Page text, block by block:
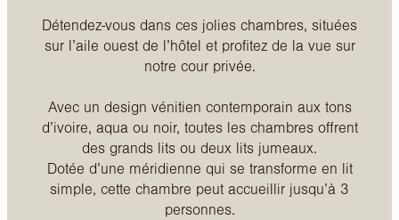
Détendez-vous dans ces jolies chambres, situées
sur l’aile ouest de l’hôtel et profitez de la vue sur
notre cour privée.
Avec un design vénitien contemporain aux tons
d’ivoire, aqua ou noir, toutes les chambres offrent
des grands lits ou deux lits jumeaux.
Dotée d’une méridienne qui se transforme en lit
simple, cette chambre peut accueillir jusqu’à 3
personnes.